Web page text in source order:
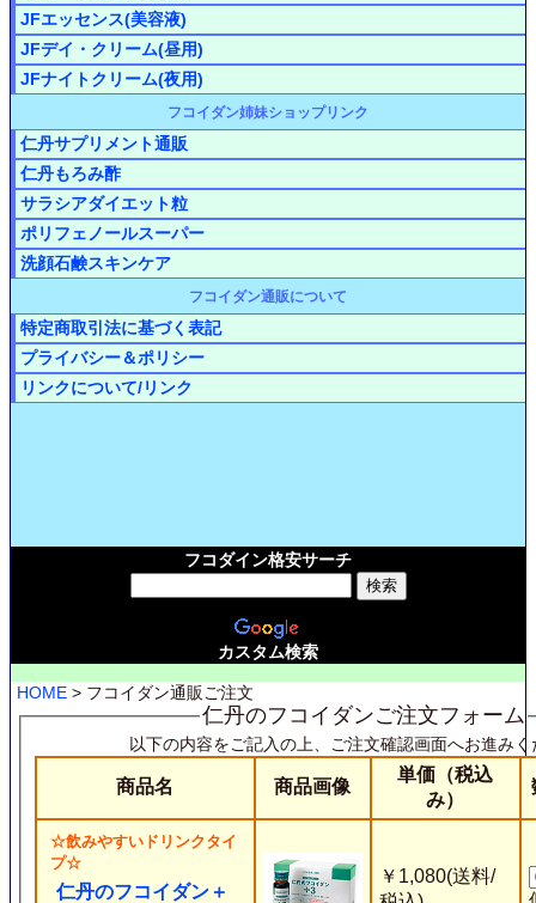
JFエッセンス(美容液)
JFデイ・クリーム(昼用)
JFナイトクリーム(夜用)
フコイダン姉妹ショップリンク
仁丹サプリメント通販
仁丹もろみ酢
サラシアダイエット粒
ポリフェノールスーパー
洗顔石鹸スキンケア
フコイダン通販について
特定商取引法に基づく表記
プライバシー＆ポリシー
リンクについて/リンク
フコダイン格安サーチ
カスタム検索
HOME > フコイダン通販ご注文
仁丹のフコイダンご注文フォーム
以下の内容をご記入の上、ご注文確認画面へお進みく
商品名 商品画像
単価（税込
み）
☆飲みやすいドリンクタイ
プ☆
仁丹のフコイダン＋
￥1,080(送料/